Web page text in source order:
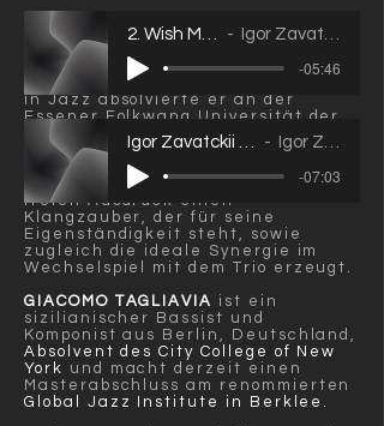
BIO:
IGOR ZAVATCKIIstudierte in Sankt
Petersburg Klavier. Seinen Master
in Jazz absolvierte er an der
Essener Folkwang Universität der
2015 war er der Gewinner des
Steinway Preises. Sein Klavierspiel
erschafft in seinem virtuosen,
freien Ausdruck einen
Klangzauber, der für seine
Eigenständigkeit steht, sowie
zugleich die ideale Synergie im
Wechselspiel mit dem Trio erzeugt.
GIACOMO TAGLIAVIA ist ein
sizilianischer Bassist und
Komponist aus Berlin, Deutschland,
Absolvent des City College of New
York und macht derzeit einen
Masterabschluss am renommierten
Global Jazz Institute in Berklee.
Igor Zavatskii Trio
-05:46
Igor Zavatskii Trio
-07:03